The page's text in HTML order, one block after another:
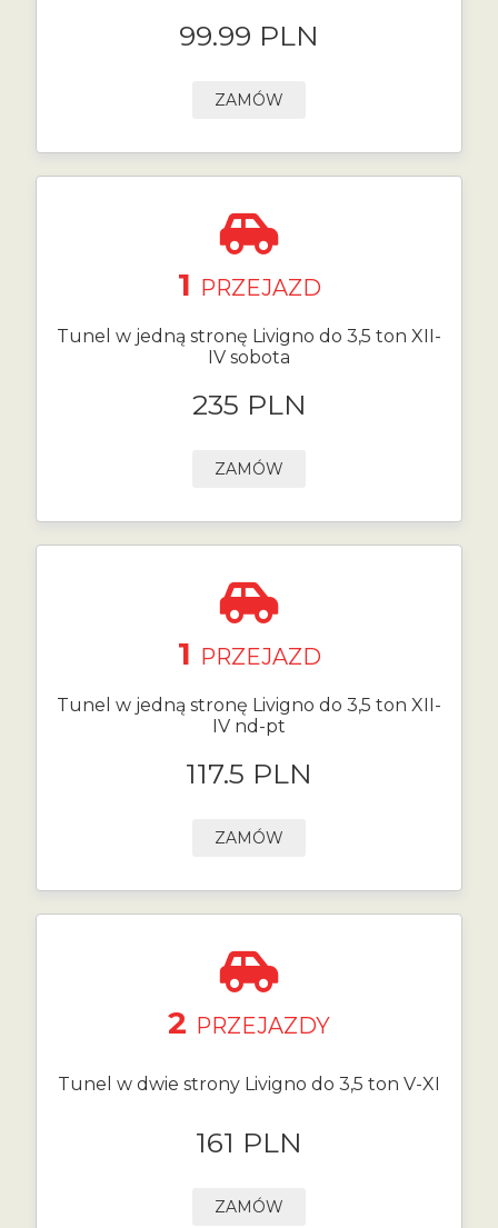
99.99 PLN
ZAMÓW
1 PRZEJAZD
Tunel w jedną stronę Livigno do 3,5 ton XII-
IV sobota
235 PLN
ZAMÓW
1 PRZEJAZD
Tunel w jedną stronę Livigno do 3,5 ton XII-
IV nd-pt
117.5 PLN
ZAMÓW
2 PRZEJAZDY
Tunel w dwie strony Livigno do 3,5 ton V-XI
161 PLN
ZAMÓW